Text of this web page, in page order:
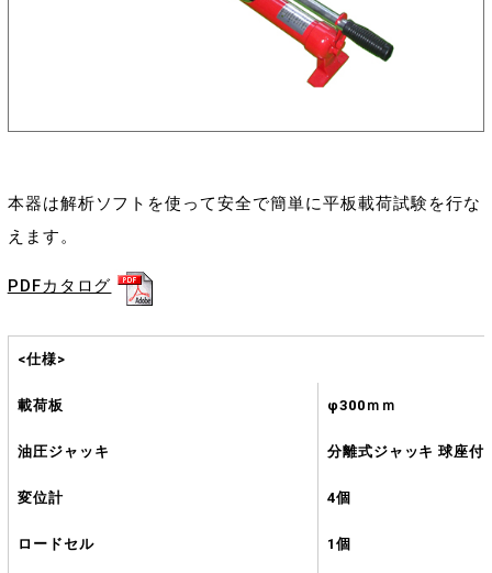
本器は解析ソフトを使って安全で簡単に平板載荷試験を行な
えます。
PDFカタログ
<仕様>
載荷板 φ300ｍｍ
油圧ジャッキ 分離式ジャッキ 球座付
変位計 4個
ロードセル 1個